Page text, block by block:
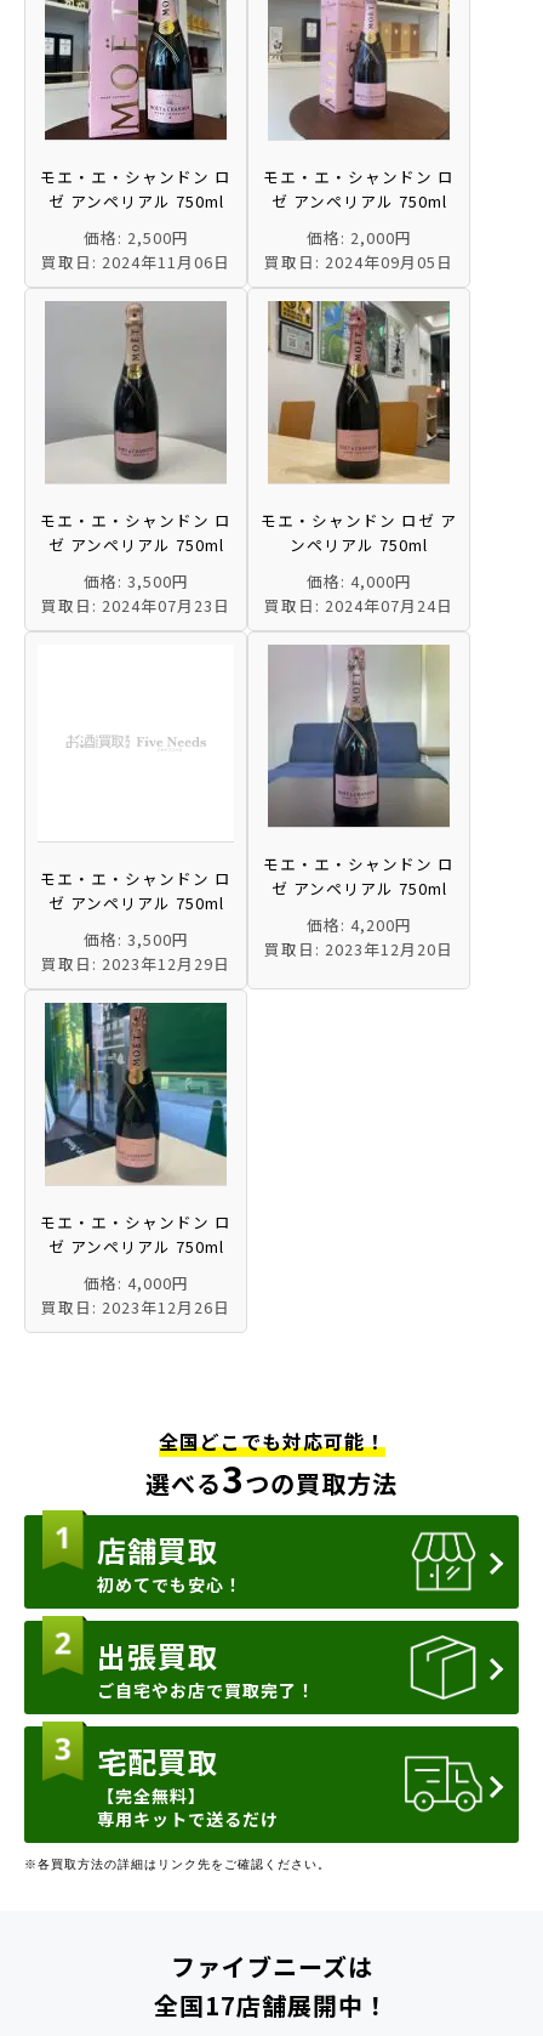
モエ・エ・シャンドン ロ
ゼ アンペリアル 750ml
価格: 2,500円
買取日: 2024年11月06日
モエ・エ・シャンドン ロ
ゼ アンペリアル 750ml
価格: 2,000円
買取日: 2024年09月05日
モエ・エ・シャンドン ロ
ゼ アンペリアル 750ml
価格: 3,500円
買取日: 2024年07月23日
モエ・シャンドン ロゼ ア
ンペリアル 750ml
価格: 4,000円
買取日: 2024年07月24日
モエ・エ・シャンドン ロ
ゼ アンペリアル 750ml
価格: 3,500円
買取日: 2023年12月29日
モエ・エ・シャンドン ロ
ゼ アンペリアル 750ml
価格: 4,200円
買取日: 2023年12月20日
モエ・エ・シャンドン ロ
ゼ アンペリアル 750ml
価格: 4,000円
買取日: 2023年12月26日
全国どこでも対応可能！
選べる3つの買取方法
店舗買取
初めてでも安心！
出張買取
ご自宅やお店で買取完了！
宅配買取
【完全無料】
専用キットで送るだけ
※各買取方法の詳細はリンク先をご確認ください。
ファイブニーズは
全国17店舗展開中！